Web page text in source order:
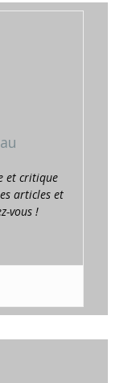
et critique
articles et
vous !